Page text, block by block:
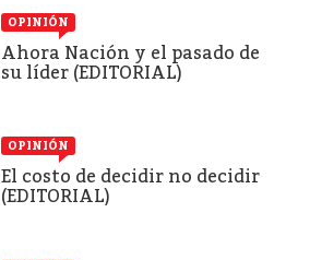
OPINIÓN
Ahora Nación y el pasado de
su líder (EDITORIAL)
OPINIÓN
El costo de decidir no decidir
(EDITORIAL)